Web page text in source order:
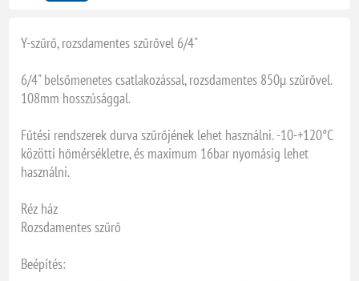
Y-szűrő, rozsdamentes szűrővel 6/4"
6/4" belsőmenetes csatlakozással, rozsdamentes 850µ szűrővel.
108mm hosszúsággal.
Fűtési rendszerek durva szűrőjének lehet használni. -10-+120°C
közötti hőmérsékletre, és maximum 16bar nyomásig lehet
használni.
Réz ház
Rozsdamentes szűrő
Beépítés: